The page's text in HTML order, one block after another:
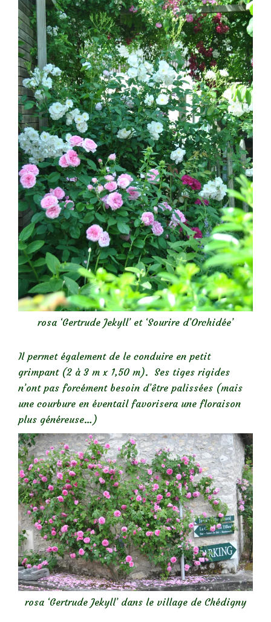
rosa ‘Gertrude Jekyll’ et ‘Sourire d’Orchidée’
Il permet également de le conduire en petit
grimpant (2 à 3 m x 1,50 m). Ses tiges rigides
n’ont pas forcément besoin d’être palissées (mais
une courbure en éventail favorisera une floraison
plus généreuse…)
rosa ‘Gertrude Jekyll’ dans le village de Chédigny